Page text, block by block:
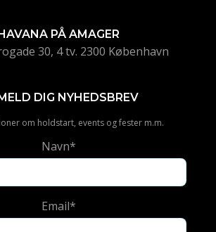
PÅ AMAGER
30, 4 tv. 2300 København
DIG NYHEDSBREV
om holdstart, events og fester m.m.
Navn*
Email*